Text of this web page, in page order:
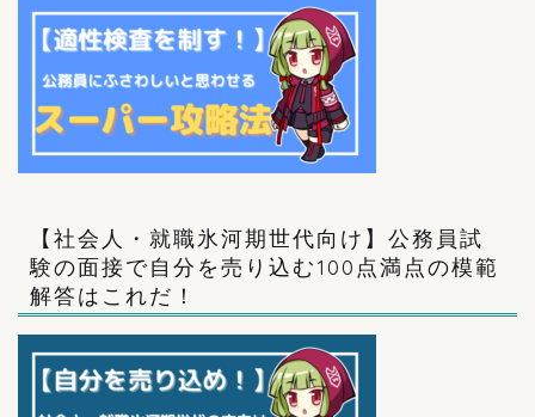
【社会人・就職氷河期世代向け】公務員試
験の面接で自分を売り込む100点満点の模範
解答はこれだ！